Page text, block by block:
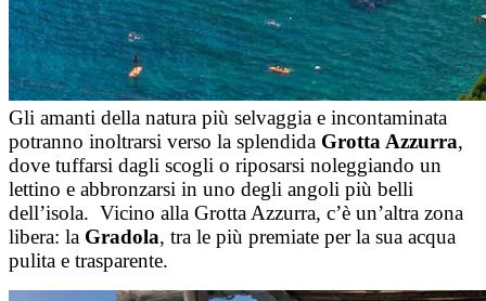
Gli amanti della natura più selvaggia e incontaminata
potranno inoltrarsi verso la splendida Grotta Azzurra,
dove tuffarsi dagli scogli o riposarsi noleggiando un
lettino e abbronzarsi in uno degli angoli più belli
dell’isola. Vicino alla Grotta Azzurra, c’è un’altra zona
libera: la Gradola, tra le più premiate per la sua acqua
pulita e trasparente.